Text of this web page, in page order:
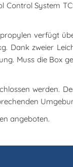
System
verfügt
Dank zweier
Muss die
werden.
angeboten.